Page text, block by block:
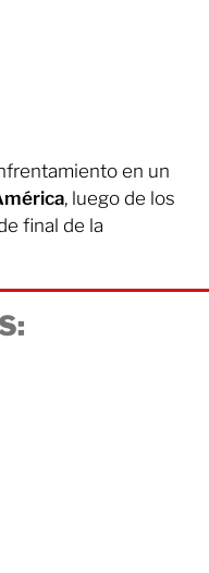
en un
, luego de los
final de la